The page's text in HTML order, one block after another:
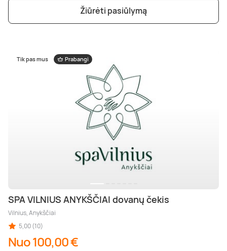
Žiūrėti pasiūlymą
Tik pas mus Prabangi
SPA VILNIUS ANYKŠČIAI dovanų čekis
Vilnius, Anykščiai
5,00 (10)
Nuo 100,00 €